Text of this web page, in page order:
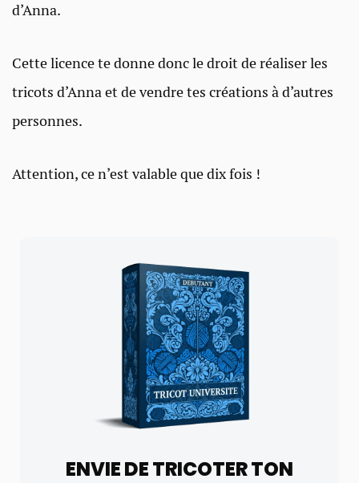
d’Anna.
Cette licence te donne donc le droit de réaliser les
tricots d’Anna et de vendre tes créations à d’autres
personnes.
Attention, ce n’est valable que dix fois !
ENVIE DE TRICOTER TON